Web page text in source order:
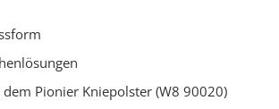
Pionier Kniepolster (W8 90020)